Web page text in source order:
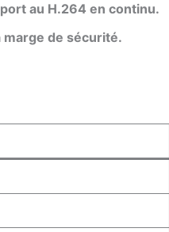
au H.264 en continu.
de sécurité.